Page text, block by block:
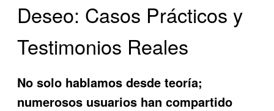
Deseo: Casos Prácticos y
Testimonios Reales
No solo hablamos desde teoría;
numerosos usuarios han compartido